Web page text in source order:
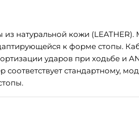
натуральной кожи (LEATHER).
к форме стопы.
ударов при ходьбе и
стандартному,